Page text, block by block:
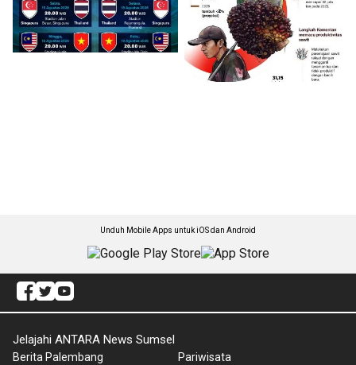
Unduh Mobile Apps untuk iOS dan Android
Jelajahi ANTARA News Sumsel
Berita Palembang
Pariwisata